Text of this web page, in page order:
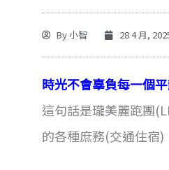
By小智 28 4 月,
時光不會辜負每一個
這句話是瓏美麗跑團
的各種庶務(交通住宿